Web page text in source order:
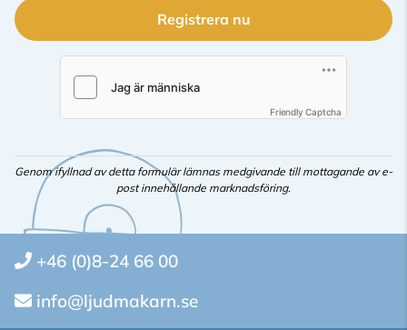
Registrera nu
Friendly Captcha
Genom ifyllnad av detta formulär lämnas medgivande till mottagande av e-
post innehållande marknadsföring.
+46 (0)8-24 66 00
info@ljudmakarn.se